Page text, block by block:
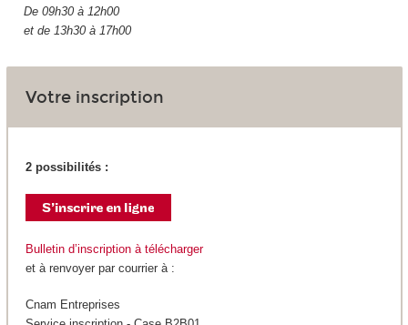
De 09h30 à 12h00
et de 13h30 à 17h00
Votre inscription
2 possibilités :
Bulletin d’inscription à télécharger
et à renvoyer par courrier à :
Cnam Entreprises